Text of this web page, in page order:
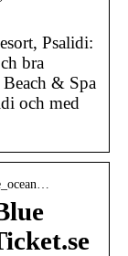
Psalidi:
bra
& Spa
och med